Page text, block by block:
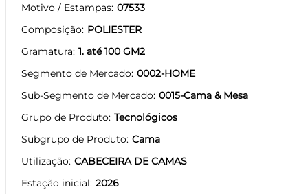
Motivo / Estampas 07533
Composição POLIESTER
Gramatura 1. até 100 GM2
Segmento de Mercado 0002-HOME
Sub-Segmento de Mercado 0015-Cama & Mesa
Grupo de Produto Tecnológicos
Subgrupo de Produto Cama
Utilização CABECEIRA DE CAMAS
Estação inicial 2026